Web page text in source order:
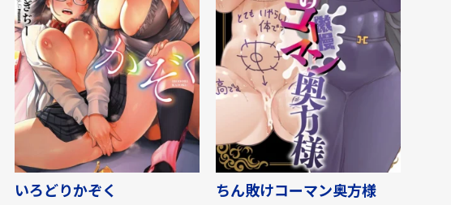
いろどりかぞく ちん敗けコーマン奥方様